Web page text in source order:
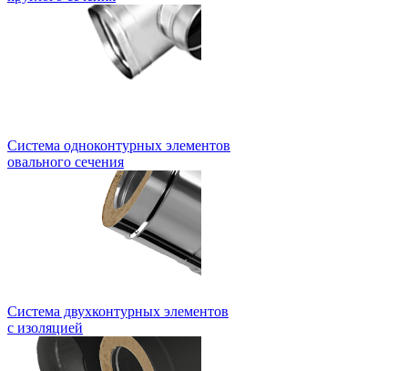
Система одноконтурных элементов
овального сечения
Система двухконтурных элементов
с изоляцией